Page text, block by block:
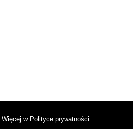
Więcej w Polityce prywatności.